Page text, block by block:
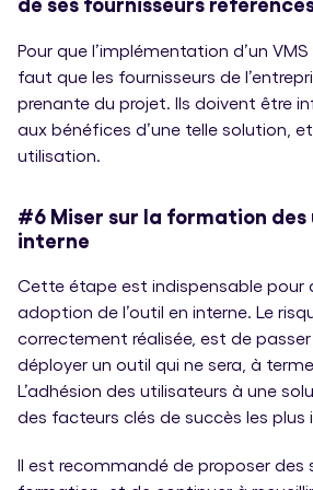
Pour que l’implémentation d’un
faut que les fournisseurs de
prenante du projet. Ils doivent être
aux bénéfices d’une telle solution,
utilisation.
#6 Miser sur la formation
interne
Cette étape est indispensable pour
adoption de l’outil en interne. Le
correctement réalisée, est de
déployer un outil qui ne sera, à
L’adhésion des utilisateurs à une
des facteurs clés de succès les
Il est recommandé de proposer des